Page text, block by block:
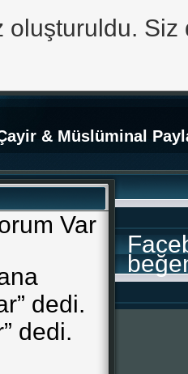
& Müslüminal
Var
dedi.
dedi.
oluşturuldu.